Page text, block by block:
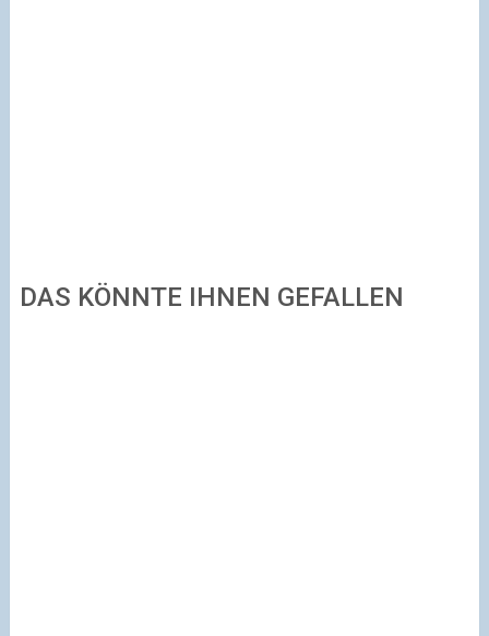
DAS KÖNNTE IHNEN GEFALLEN